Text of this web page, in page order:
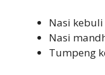
Nasi kebuli
Nasi
Tumpeng